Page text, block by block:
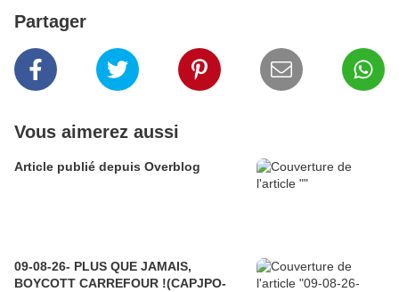
Partager
Vous aimerez aussi
Article publié depuis Overblog
09-08-26- PLUS QUE JAMAIS,
BOYCOTT CARREFOUR !(CAPJPO-